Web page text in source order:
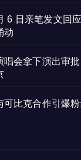
6 日亲笔发文回
动
会拿下演出审
可比克合作引爆